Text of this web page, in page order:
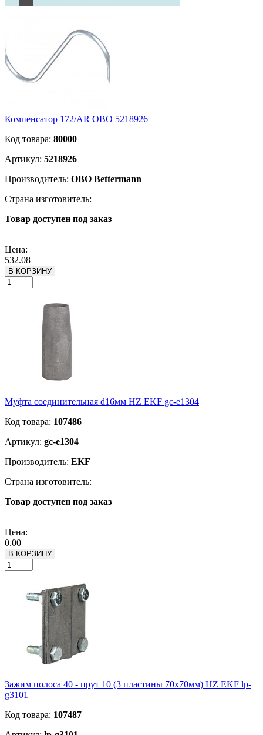
Компенсатор 172/AR OBO 5218926
Код товара: 80000
Артикул: 5218926
Производитель: OBO Bettermann
Страна изготовитель:
Товар доступен под заказ
Цена:
532.08
В КОРЗИНУ
Муфта соединительная d16мм HZ EKF gc-e1304
Код товара: 107486
Артикул: gc-e1304
Производитель: EKF
Страна изготовитель:
Товар доступен под заказ
Цена:
0.00
В КОРЗИНУ
Зажим полоса 40 - прут 10 (3 пластины 70х70мм) HZ EKF lp-
g3101
Код товара: 107487